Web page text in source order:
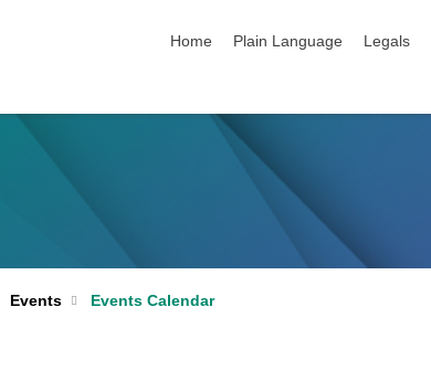
Home
Plain Language Legals
Events Events Calendar